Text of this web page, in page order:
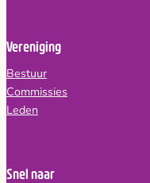
Vereniging
Bestuur
Commissies
Leden
Snel naar